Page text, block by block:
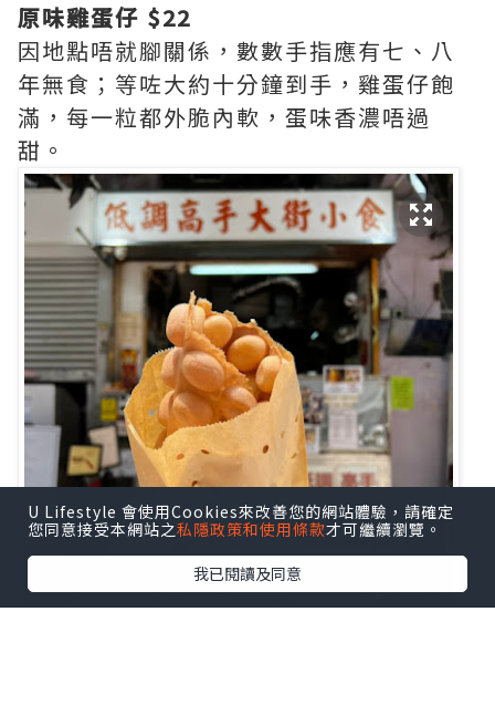
原味雞蛋仔 $22
因地點唔就腳關係，數數手指應有七、八
年無食；等咗大約十分鐘到手，雞蛋仔飽
滿，每一粒都外脆內軟，蛋味香濃唔過
甜。
U Lifestyle 會使用Cookies來改善您的網站體驗，請確定
您同意接受本網站之私隱政策和使用條款才可繼續瀏覽。
我已閱讀及同意